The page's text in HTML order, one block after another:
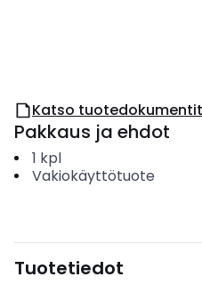
Katso tuotedokumentit
Pakkaus ja ehdot
1 kpl
Vakiokäyttötuote
Tuotetiedot